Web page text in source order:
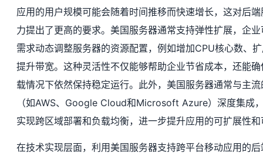
应用的用户规模可能会随着时间推移而快速增长，这对后
力提出了更高的要求。美国服务器通常支持弹性扩展，企
需求动态调整服务器的资源配置，例如增加CPU核心数、
提升带宽。这种灵活性不仅能够帮助企业节省成本，还能
载情况下依然保持稳定运行。此外，美国服务器通常与主
（如AWS、Google Cloud和Microsoft Azure）深度集成
实现跨区域部署和负载均衡，进一步提升应用的可扩展性
在技术实现层面，利用美国服务器支持跨平台移动应用的